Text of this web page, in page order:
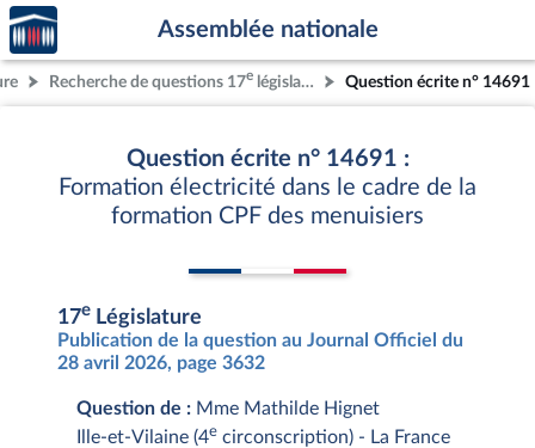
Aller au contenu
Aller en bas de la page
Accèder
à la
page
d'accueil
Assemblée nationale
Recherche de questions 17e législature Question écrite n° 14691
Question écrite n° 14691 :
Formation électricité dans le cadre de la
formation CPF des menuisiers
17e Législature
Publication de la question au Journal Officiel du
28 avril 2026, page 3632
Question de : Mme Mathilde Hignet
Ille-et-Vilaine (4e circonscription) - La France